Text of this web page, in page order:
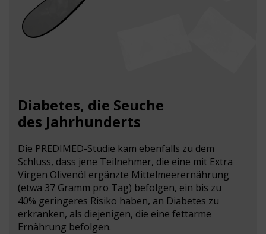
Diabetes, die Seuche
des Jahrhunderts
Die PREDIMED-Studie kam ebenfalls zu dem
Schluss, dass jene Teilnehmer, die eine mit Extra
Virgen Olivenöl ergänzte Mittelmeerernährung
(etwa 37 Gramm pro Tag) befolgen, ein bis zu
40% geringeres Risiko haben, an Diabetes zu
erkranken, als diejenigen, die eine fettarme
Ernährung befolgen.